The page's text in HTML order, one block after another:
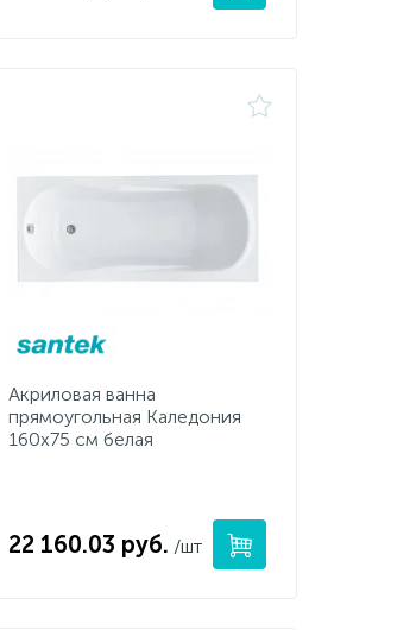
Акриловая ванна
прямоугольная Каледония
160х75 см белая
22 160.03 руб. /шт